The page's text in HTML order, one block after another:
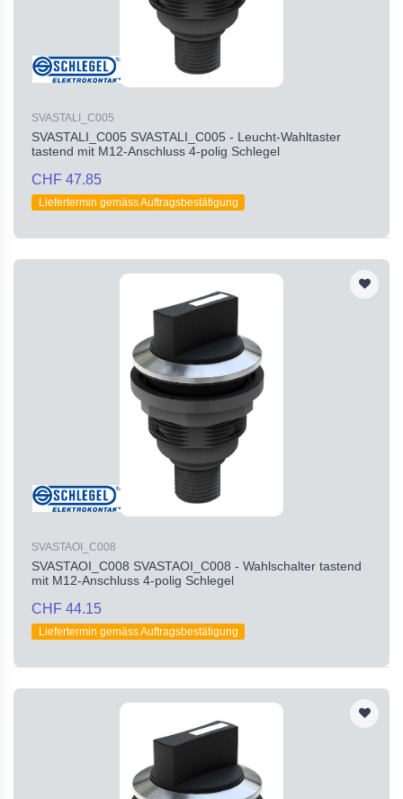
SVASTALI_C005
SVASTALI_C005 SVASTALI_C005 - Leucht-Wahltaster
tastend mit M12-Anschluss 4-polig Schlegel
CHF 47.85
Liefertermin gemäss Auftragsbestätigung
SVASTAOI_C008
SVASTAOI_C008 SVASTAOI_C008 - Wahlschalter tastend
mit M12-Anschluss 4-polig Schlegel
CHF 44.15
Liefertermin gemäss Auftragsbestätigung